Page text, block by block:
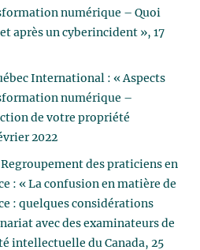
numérique – Quoi
après un cyberincident », 17
International : « Aspects
numérique –
de votre propriété
2022
des praticiens en
: « La confusion en matière de
: quelques considérations
avec des examinateurs de
intellectuelle du Canada, 25